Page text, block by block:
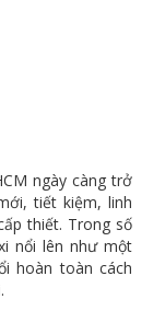
ngày càng trở
tiết kiệm, linh
thiết. Trong số
nổi lên như một
hoàn toàn cách